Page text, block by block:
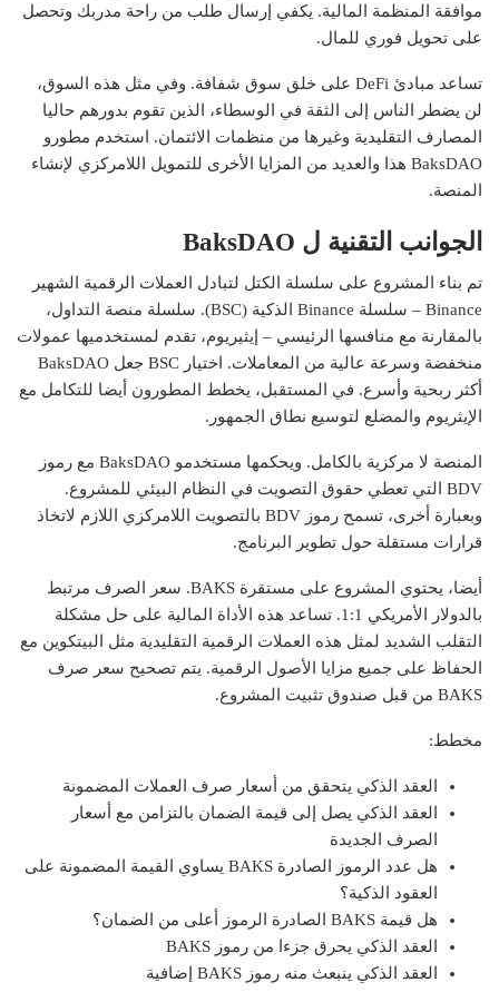
موافقة المنظمة المالية. يكفي إرسال طلب من راحة مدربك وتحصل
على تحويل فوري للمال.
تساعد مبادئ DeFi على خلق سوق شفافة. وفي مثل هذه السوق،
لن يضطر الناس إلى الثقة في الوسطاء، الذين تقوم بدورهم حاليا
المصارف التقليدية وغيرها من منظمات الائتمان. استخدم مطورو
BaksDAO هذا والعديد من المزايا الأخرى للتمويل اللامركزي لإنشاء
المنصة.
الجوانب التقنية ل BaksDAO
تم بناء المشروع على سلسلة الكتل لتبادل العملات الرقمية الشهير
Binance – سلسلة Binance الذكية (BSC). سلسلة منصة التداول،
بالمقارنة مع منافسها الرئيسي – إيثيريوم، تقدم لمستخدميها عمولات
منخفضة وسرعة عالية من المعاملات. اختيار BSC جعل BaksDAO
أكثر ربحية وأسرع. في المستقبل، يخطط المطورون أيضا للتكامل مع
الإيثريوم والمضلع لتوسيع نطاق الجمهور.
المنصة لا مركزية بالكامل. ويحكمها مستخدمو BaksDAO مع رموز
BDV التي تعطي حقوق التصويت في النظام البيئي للمشروع.
وبعبارة أخرى، تسمح رموز BDV بالتصويت اللامركزي اللازم لاتخاذ
قرارات مستقلة حول تطوير البرنامج.
أيضا، يحتوي المشروع على مستقرة BAKS. سعر الصرف مرتبط
بالدولار الأمريكي 1:1. تساعد هذه الأداة المالية على حل مشكلة
التقلب الشديد لمثل هذه العملات الرقمية التقليدية مثل البيتكوين مع
الحفاظ على جميع مزايا الأصول الرقمية. يتم تصحيح سعر صرف
BAKS من قبل صندوق تثبيت المشروع.
مخطط:
العقد الذكي يتحقق من أسعار صرف العملات المضمونة
العقد الذكي يصل إلى قيمة الضمان بالتزامن مع أسعار
الصرف الجديدة
هل عدد الرموز الصادرة BAKS يساوي القيمة المضمونة على
العقود الذكية؟
هل قيمة BAKS الصادرة الرموز أعلى من الضمان؟
العقد الذكي يحرق جزءا من رموز BAKS
العقد الذكي ينبعث منه رموز BAKS إضافية